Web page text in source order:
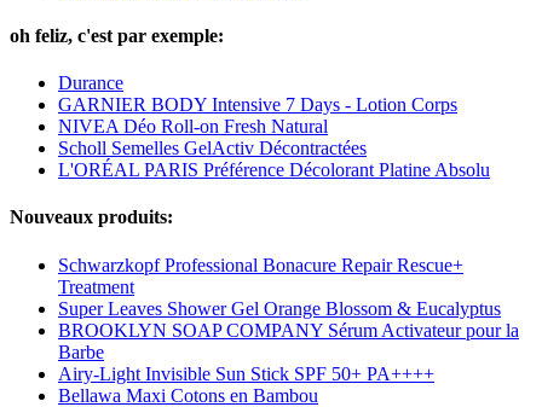
oh feliz, c'est par exemple:
Durance
GARNIER BODY Intensive 7 Days - Lotion Corps
NIVEA Déo Roll-on Fresh Natural
Scholl Semelles GelActiv Décontractées
L'ORÉAL PARIS Préférence Décolorant Platine Absolu
Nouveaux produits:
Schwarzkopf Professional Bonacure Repair Rescue+
Treatment
Super Leaves Shower Gel Orange Blossom & Eucalyptus
BROOKLYN SOAP COMPANY Sérum Activateur pour la
Barbe
Airy-Light Invisible Sun Stick SPF 50+ PA++++
Bellawa Maxi Cotons en Bambou